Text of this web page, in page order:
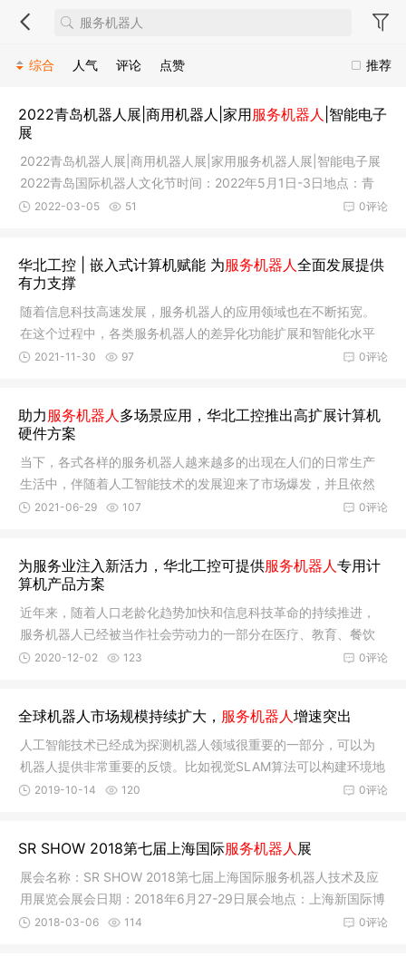
推荐
综合 人气 评论 点赞
2022青岛机器人展|商用机器人|家用服务机器人 |智能电子
展
2022青岛机器人展|商用机器人展|家用服务机器人展|智能电子展
2022青岛国际机器人文化节时间：2022年5月1日-3日地点：青
岛国际会
0评论
2022-03-05 51
华北工控 | 嵌入式计算机赋能 为服务机器人全面发展提供
有力支撑
随着信息科技高速发展，服务机器人的应用领域也在不断拓宽。
在这个过程中，各类服务机器人的差异化功能扩展和智能化水平
提升，都离不开嵌入式计算机的助力加持。 嵌入式计算机 助力服
0评论
2021-11-30 97
助力服务机器人多场景应用，华北工控推出高扩展计算机
硬件方案
当下，各式各样的服务机器人越来越多的出现在人们的日常生产
生活中，伴随着人工智能技术的发展迎来了市场爆发，并且依然
保持向好态势。01、服务机器人的多场景应用服务机器人是指在
0评论
2021-06-29 107
为服务业注入新活力，华北工控可提供服务机器人专用计
算机产品方案
近年来，随着人口老龄化趋势加快和信息科技革命的持续推进，
服务机器人已经被当作社会劳动力的一部分在医疗、教育、餐饮
等行业广泛应用，市场潜力巨大。 01、需求带动消费，科技改变
0评论
2020-12-02 123
全球机器人市场规模持续扩大， 服务机器人增速突出
人工智能技术已经成为探测机器人领域很重要的一部分，可以为
机器人提供非常重要的反馈。比如视觉SLAM算法可以构建环境地
图并确认摄像机自身在地图中的位置。图像匹配技术和三维重建
0评论
2019-10-14 120
SR SHOW 2018第七届上海国际服务机器人展
展会名称：SR SHOW 2018第七届上海国际服务机器人技术及应
用展览会展会日期：2018年6月27-29日展会地点：上海新国际博
览中心展商
0评论
2018-03-06 114